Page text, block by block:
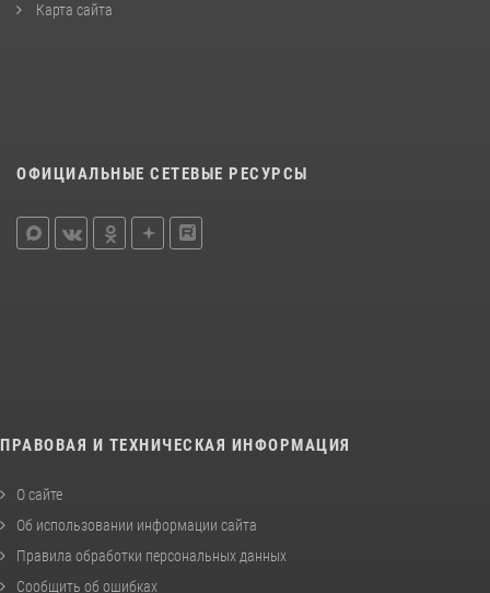
Карта сайта
ОФИЦИАЛЬНЫЕ СЕТЕВЫЕ РЕСУРСЫ
ПРАВОВАЯ И ТЕХНИЧЕСКАЯ ИНФОРМАЦИЯ
О сайте
Об использовании информации сайта
Правила обработки персональных данных
Сообщить об ошибках